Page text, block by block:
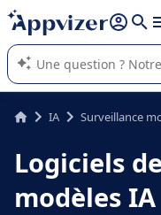
répondre (plusieurs lignes
L'IA de Appvizer vous
logiciel SaaS en entreprise.
IA Surveillance
Logiciels
modèles IA